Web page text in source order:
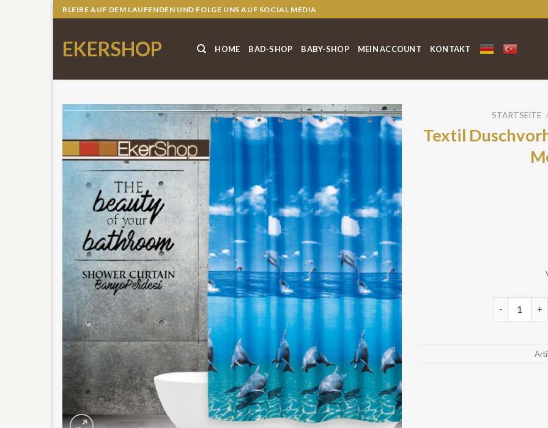
Skip
to
BLEIBE AUF DEM LAUFENDEN UND FOLGE UNS AUF SOCIAL MEDIA
EKERSHOP HOME BAD-SHOP BABY-SHOP MEIN ACCOUNT KONTAKT
STARTSEITE
Textil